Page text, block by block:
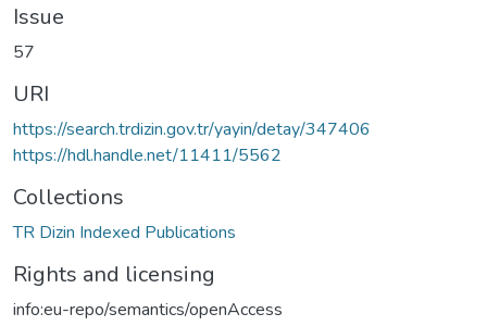
Issue
57
URI
https://search.trdizin.gov.tr/yayin/detay/347406
https://hdl.handle.net/11411/5562
Collections
TR Dizin Indexed Publications
Rights and licensing
info:eu-repo/semantics/openAccess